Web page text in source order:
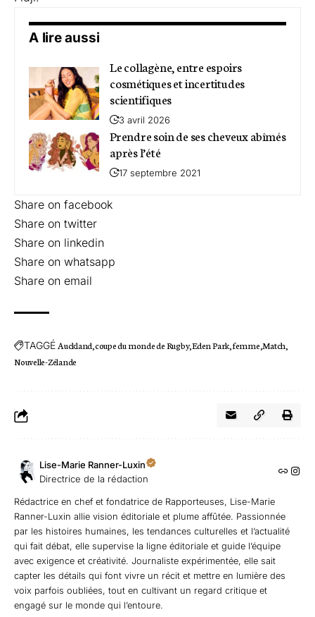
A lire aussi
Le collagène, entre espoirs
cosmétiques et incertitudes
scientifiques
3 avril 2026
Prendre soin de ses cheveux abîmés
après l’été
17 septembre 2021
Share on facebook
Share on twitter
Share on linkedin
Share on whatsapp
Share on email
TAGGÉAuckland coupe du monde de Rugby Eden Park femme Match
Nouvelle-Zélande
Lise-Marie Ranner-Luxin
Directrice de la rédaction
Rédactrice en chef et fondatrice de Rapporteuses, Lise-Marie
Ranner-Luxin allie vision éditoriale et plume affûtée. Passionnée
par les histoires humaines, les tendances culturelles et l’actualité
qui fait débat, elle supervise la ligne éditoriale et guide l’équipe
avec exigence et créativité. Journaliste expérimentée, elle sait
capter les détails qui font vivre un récit et mettre en lumière des
voix parfois oubliées, tout en cultivant un regard critique et
engagé sur le monde qui l’entoure.